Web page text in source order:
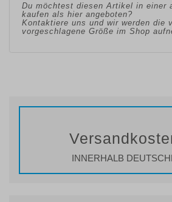
Du möchtest diesen Artikel in einer
kaufen als hier angeboten?
Kontaktiere uns und wir werden die
vorgeschlagene Größe im Shop
INNERHALB